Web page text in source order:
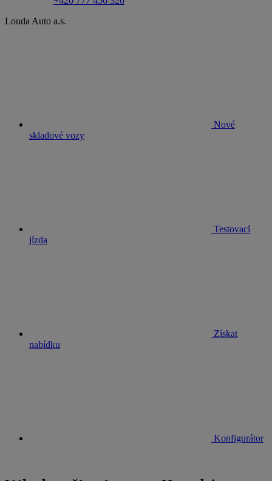
Louda Auto a.s.
Nové
skladové vozy
Testovací
jízda
Získat
nabídku
Konfigurátor